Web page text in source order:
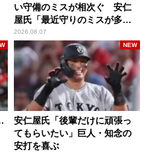
い守備のミスが相次ぐ 安仁
屋氏「最近守りのミスが多
い」
2026.08.07
安仁屋氏「後輩だけに頑張っ
てもらいたい」巨人・知念の
安打を喜ぶ
NEW